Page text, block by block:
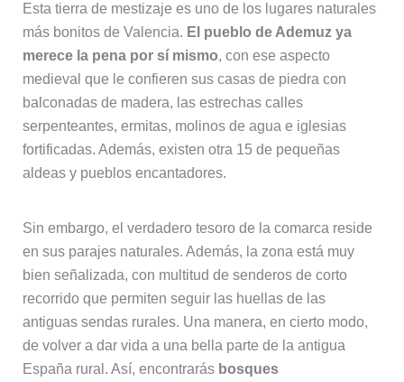
Esta tierra de mestizaje es uno de los lugares naturales
más bonitos de Valencia. El pueblo de Ademuz ya
merece la pena por sí mismo, con ese aspecto
medieval que le confieren sus casas de piedra con
balconadas de madera, las estrechas calles
serpenteantes, ermitas, molinos de agua e iglesias
fortificadas. Además, existen otra 15 de pequeñas
aldeas y pueblos encantadores.
Sin embargo, el verdadero tesoro de la comarca reside
en sus parajes naturales. Además, la zona está muy
bien señalizada, con multitud de senderos de corto
recorrido que permiten seguir las huellas de las
antiguas sendas rurales. Una manera, en cierto modo,
de volver a dar vida a una bella parte de la antigua
España rural. Así, encontrarás bosques